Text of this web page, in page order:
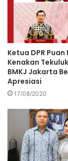
Ketua DPR
Kenakan
BMKJ Jakarta
Apresiasi
17/08/2020